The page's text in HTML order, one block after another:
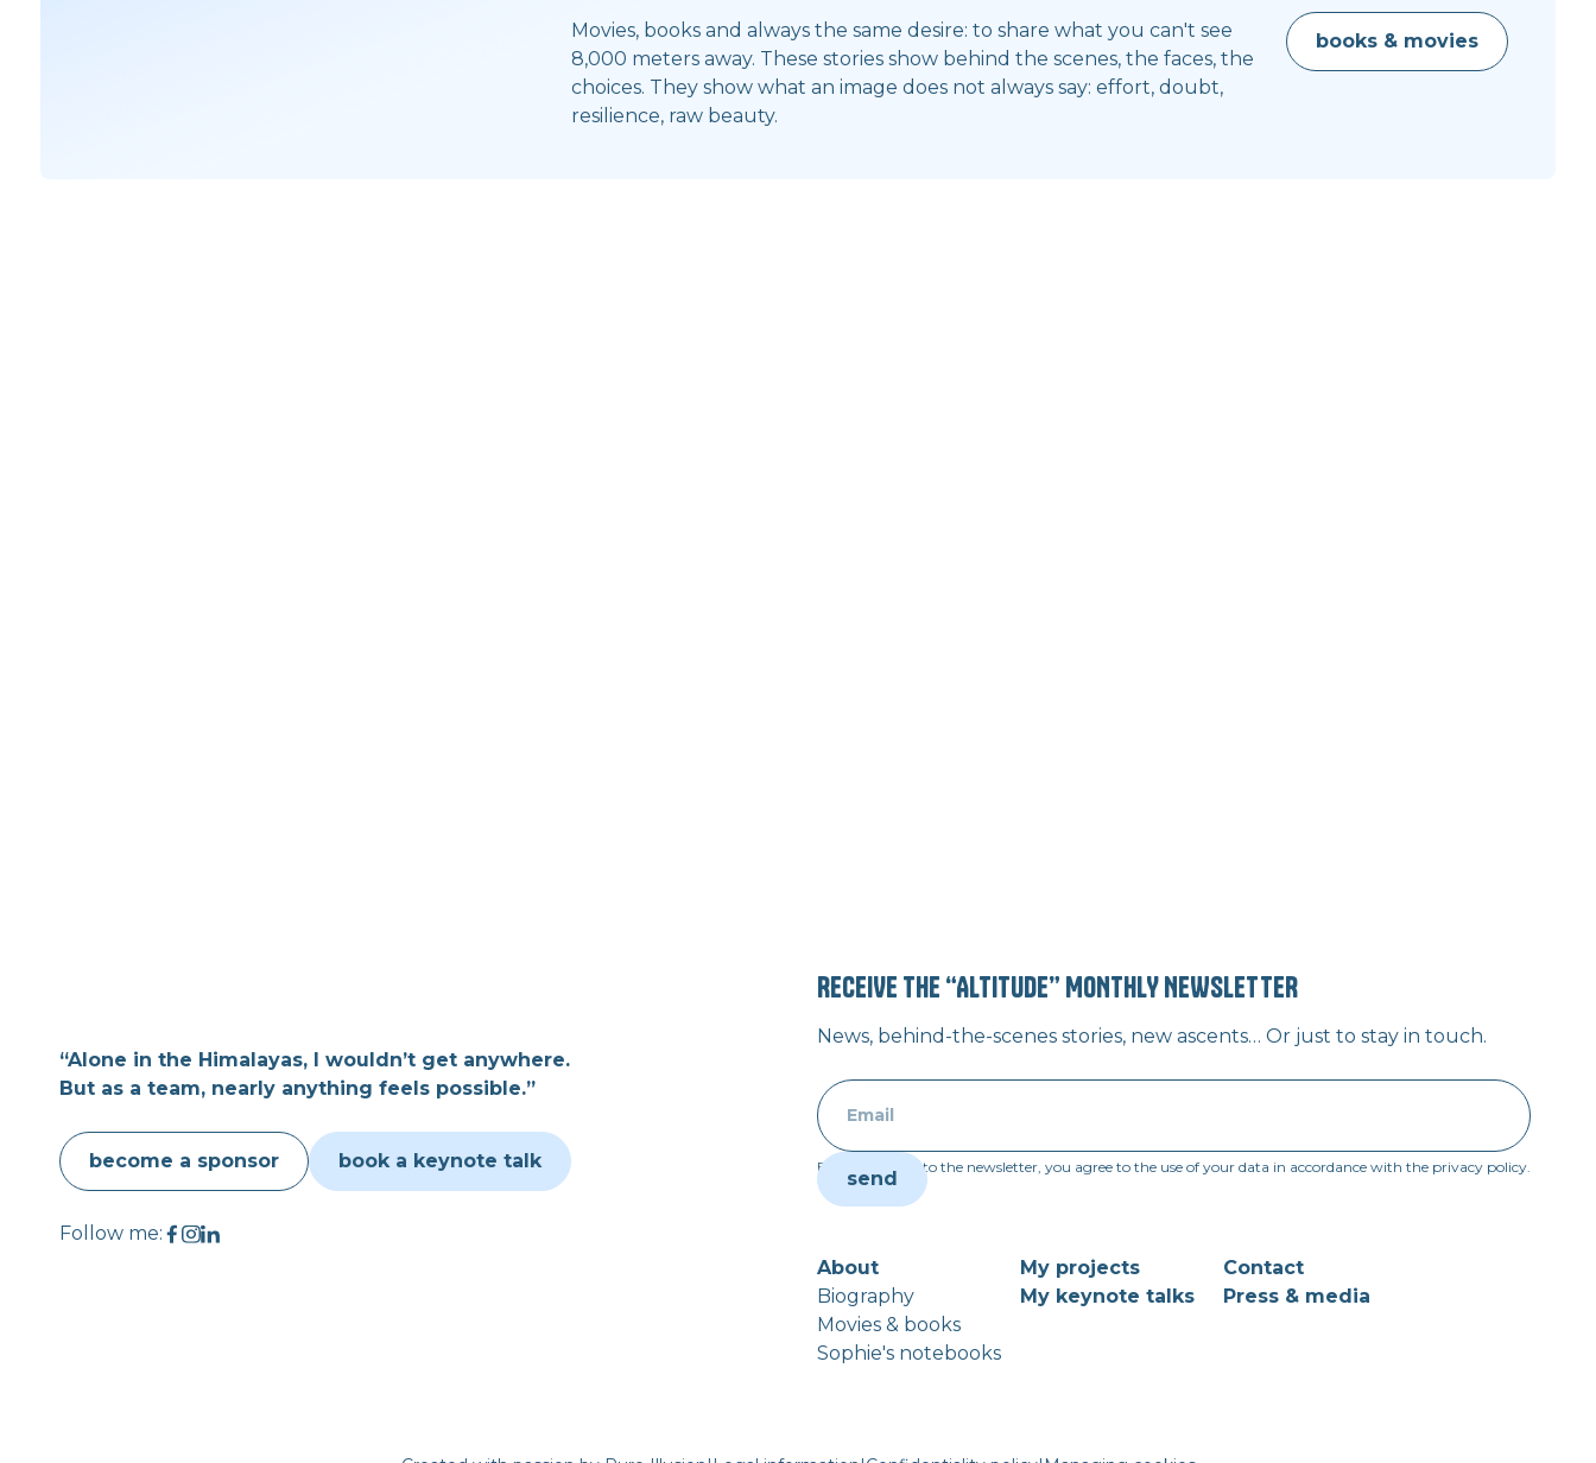
Movies, books and always the same desire: to share what you can't see
8,000 meters away. These stories show behind the scenes, the faces, the
choices. They show what an image does not always say: effort, doubt,
resilience, raw beauty.
books & movies
“Alone in the Himalayas, I wouldn’t get anywhere.
But as a team, nearly anything feels possible.”
become a sponsor book a keynote talk
Follow me:
RECEIVE THE “ALTITUDE” MONTHLY NEWSLETTER
News, behind-the-scenes stories, new ascents… Or just to stay in touch.
By subscribing to the newsletter, you agree to the use of your data in accordance with the privacy policy.
About
Biography
Movies & books
Sophie's notebooks
My projects
My keynote talks
Contact
Press & media